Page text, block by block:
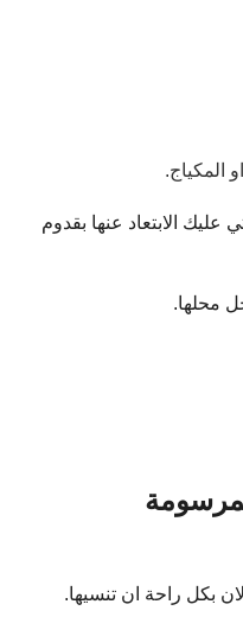
او المكياج.
الابتعاد عنها بقدوم